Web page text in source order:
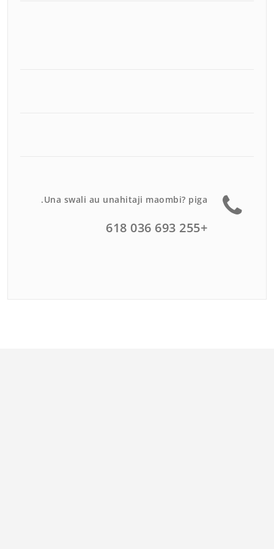
Una swali au unahitaji maombi? piga.
+255 693 036 618